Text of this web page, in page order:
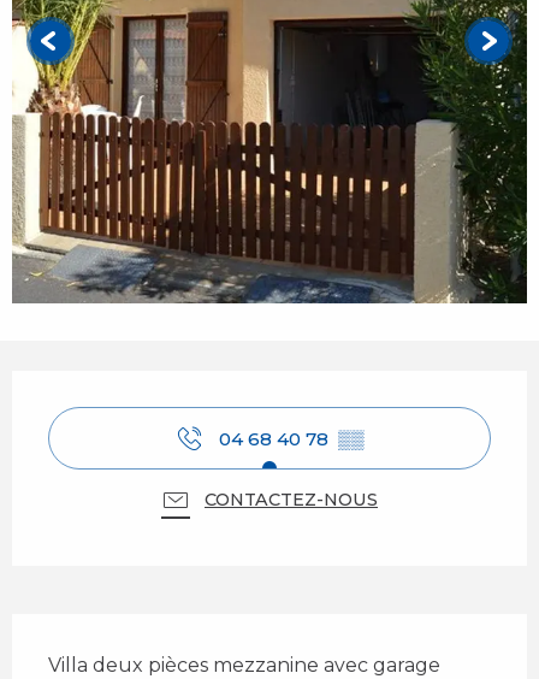
04 68 40 78 ▒▒
CONTACTEZ-NOUS
Villa deux pièces mezzanine avec garage